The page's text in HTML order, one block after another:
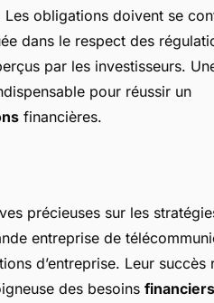
Les obligations doivent se
dans le respect des
par les investisseurs.
pour réussir un
financières.
précieuses sur les
entreprise de
d’entreprise. Leur succès
des besoins financiers